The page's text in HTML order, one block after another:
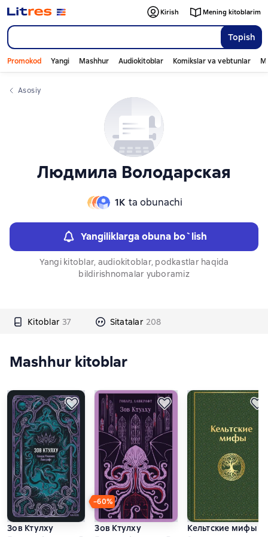
Topish
Kirish Mening kitoblarim
Promokod Yangi Mashhur Audiokitoblar Komikslar va vebtunlar
Asosiy
Людмила Володарская
1К ta obunachi
Yangiliklarga obuna bo`lish
Yangi kitoblar, audiokitoblar, podkastlar haqida
bildirishnomalar yuboramiz
Kitoblar 37 Sitatalar 208
Слайдер с книгами
Mashhur kitoblar
Зов Ктулху
−60%
Зов Ктулху
Кельтские мифы
Слайдер с книгами